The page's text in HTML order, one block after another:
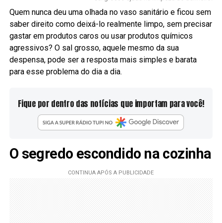
Quem nunca deu uma olhada no vaso sanitário e ficou sem
saber direito como deixá-lo realmente limpo, sem precisar
gastar em produtos caros ou usar produtos químicos
agressivos? O sal grosso, aquele mesmo da sua
despensa, pode ser a resposta mais simples e barata
para esse problema do dia a dia.
Fique por dentro das notícias que importam para você!
O segredo escondido na cozinha